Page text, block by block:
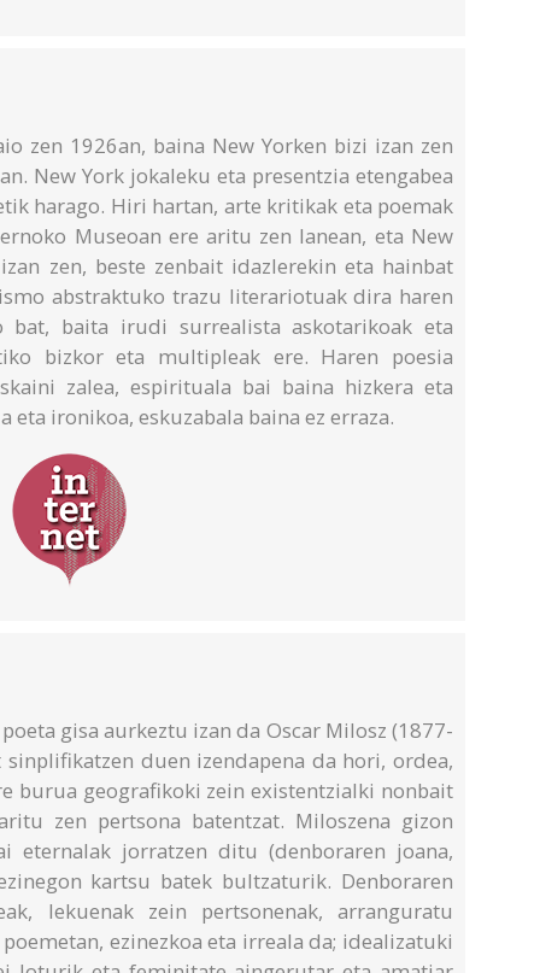
zen 1926an, baina New Yorken bizi izan zen
New York jokaleku eta presentzia etengabea
harago. Hiri hartan, arte kritikak eta poemak
Museoan ere aritu zen lanean, eta New
zen, beste zenbait idazlerekin eta hainbat
abstraktuko trazu literariotuak dira haren
bat, baita irudi surrealista askotarikoak eta
bizkor eta multipleak ere. Haren poesia
zalea, espirituala bai baina hizkera eta
ironikoa, eskuzabala baina ez erraza.
gisa aurkeztu izan da Oscar Milosz (1877-
duen izendapena da hori, ordea,
burua geografikoki zein existentzialki nonbait
zen pertsona batentzat. Miloszena gizon
eternalak jorratzen ditu (denboraren joana,
kartsu batek bultzaturik. Denboraren
lekuenak zein pertsonenak, arranguratu
ezinezkoa eta irreala da; idealizatuki